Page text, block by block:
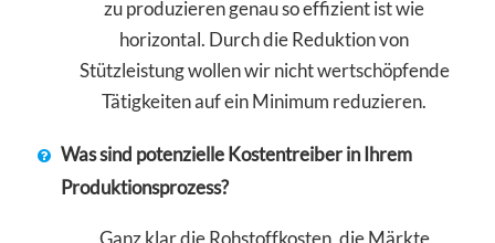
zu produzieren genau so effizient ist wie
horizontal. Durch die Reduktion von
Stützleistung wollen wir nicht wertschöpfende
Tätigkeiten auf ein Minimum reduzieren.
Was sind potenzielle Kostentreiber in Ihrem
Produktionsprozess?
Ganz klar die Rohstoffkosten, die Märkte